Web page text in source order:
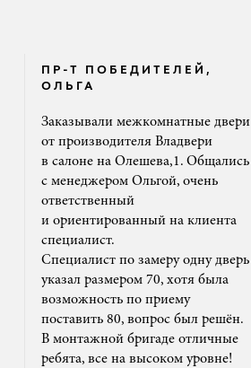
ПР-Т ПОБЕДИТЕЛЕЙ,
ОЛЬГА
Заказывали межкомнатные двери
от производителя Владвери
в салоне на Олешева,1. Общались
с менеджером Ольгой, очень
ответственный
и ориентированный на клиента
специалист.
Специалист по замеру одну дверь
указал размером 70, хотя была
возможность по приему
поставить 80, вопрос был решён.
В монтажной бригаде отличные
ребята, все на высоком уровне!